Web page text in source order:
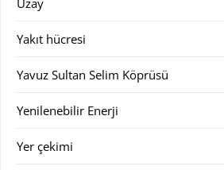
Yakıt hücresi
Yavuz Sultan Selim Köprüsü
Yenilenebilir Enerji
Yer çekimi